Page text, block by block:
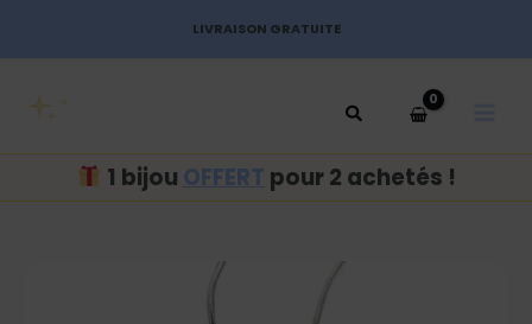
LIVRAISON GRATUITE
1 bijou OFFERT pour 2 achetés !